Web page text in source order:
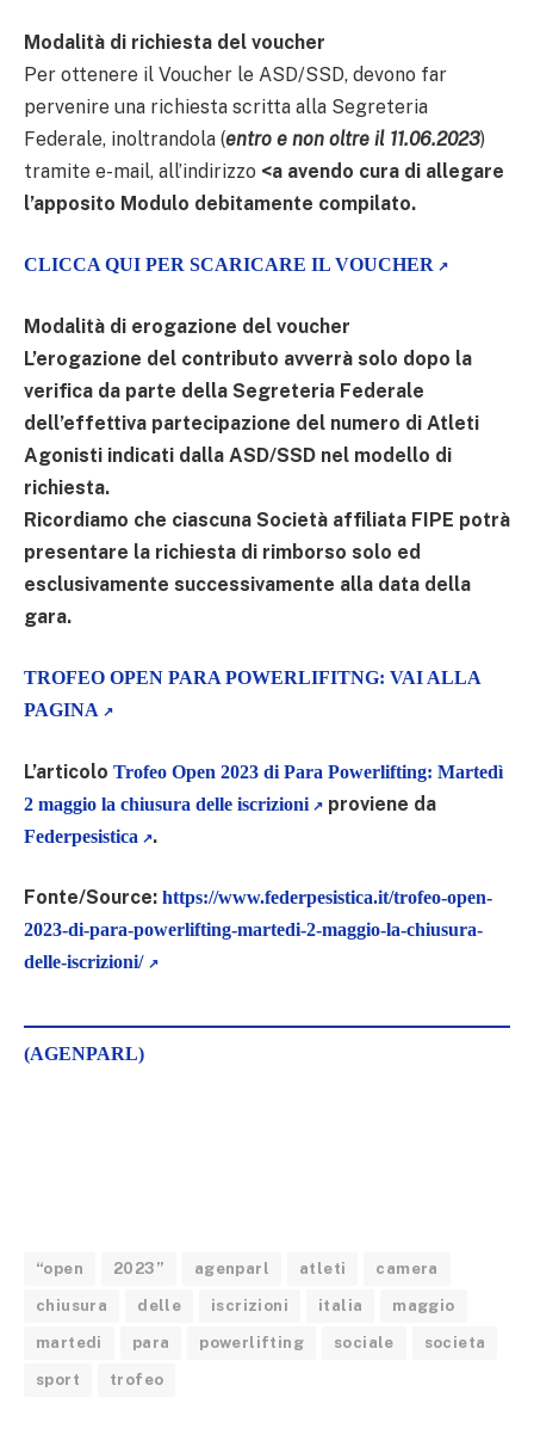
Modalità di richiesta del voucher
Per ottenere il Voucher le ASD/SSD, devono far
pervenire una richiesta scritta alla Segreteria
Federale, inoltrandola (entro e non oltre il 11.06.2023)
tramite e-mail, all’indirizzo <a avendo cura di allegare
l’apposito Modulo debitamente compilato.
CLICCA QUI PER SCARICARE IL VOUCHER
Modalità di erogazione del voucher
L’erogazione del contributo avverrà solo dopo la
verifica da parte della Segreteria Federale
dell’effettiva partecipazione del numero di Atleti
Agonisti indicati dalla ASD/SSD nel modello di
richiesta.
Ricordiamo che ciascuna Società affiliata FIPE potrà
presentare la richiesta di rimborso solo ed
esclusivamente successivamente alla data della
gara.
TROFEO OPEN PARA POWERLIFITNG: VAI ALLA
PAGINA
L’articolo Trofeo Open 2023 di Para Powerlifting: Martedì
2 maggio la chiusura delle iscrizioni
proviene da
Federpesistica .
Fonte/Source: https://www.federpesistica.it/trofeo-open-
2023-di-para-powerlifting-martedi-2-maggio-la-chiusura-
delle-iscrizioni/
(AGENPARL)
“open 2023” agenparl atleti camera
chiusura delle iscrizioni italia maggio
martedi para powerlifting sociale societa
sport trofeo